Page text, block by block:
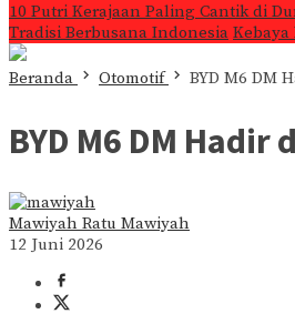
10 Putri Kerajaan Paling Cantik di
Tradisi Berbusana Indonesia
Beranda Otomotif BYD M6 DM
BYD M6 DM
Mawiyah Ratu Mawiyah
12 Juni 2026